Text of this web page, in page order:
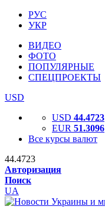
РУС
УКР
ВИДЕО
ФОТО
ПОПУЛЯРНЫЕ
СПЕЦПРОЕКТЫ
USD
USD 44.4723
EUR 51.3096
Все курсы валют
44.4723
Авторизация
Поиск
UA